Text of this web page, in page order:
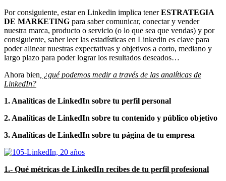
Por consiguiente, estar en Linkedin implica tenerESTRATEGIA
DE MARKETING para saber comunicar, conectar y vender
nuestra marca, producto o servicio (o lo que sea que vendas) y por
consiguiente, saber leer las estadísticas en Linkedin es clave para
poder alinear nuestras expectativas y objetivos a corto, mediano y
largo plazo para poder lograr los resultados deseados…
Ahora bien , ¿qué podemos medir a través de las analíticas de
LinkedIn?
1. Analíticas de LinkedIn sobre tu perfil personal
2. Analíticas de LinkedIn sobre tu contenido y público objetivo
3. Analíticas de LinkedIn sobre tu página de tu empresa
1.- Qué métricas de LinkedIn recibes de tu perfil profesional